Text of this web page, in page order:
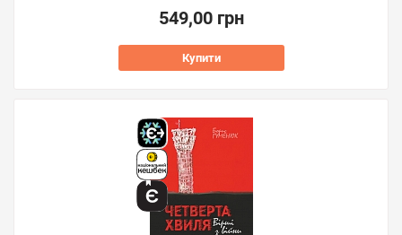
549,00 грн
Купити